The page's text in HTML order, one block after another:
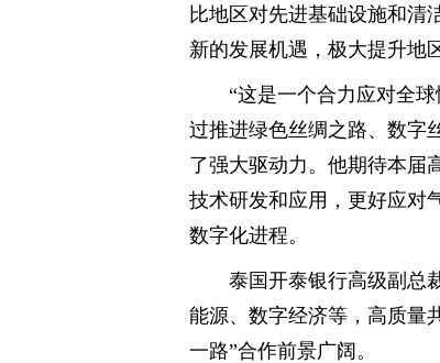
比地区对先进基础设施和清
新的发展机遇，极大提升地
“这是一个合力应对全
过推进绿色丝绸之路、数字
了强大驱动力。他期待本届
技术研发和应用，更好应对
数字化进程。
泰国开泰银行高级副总
能源、数字经济等，高质量
一路”合作前景广阔。